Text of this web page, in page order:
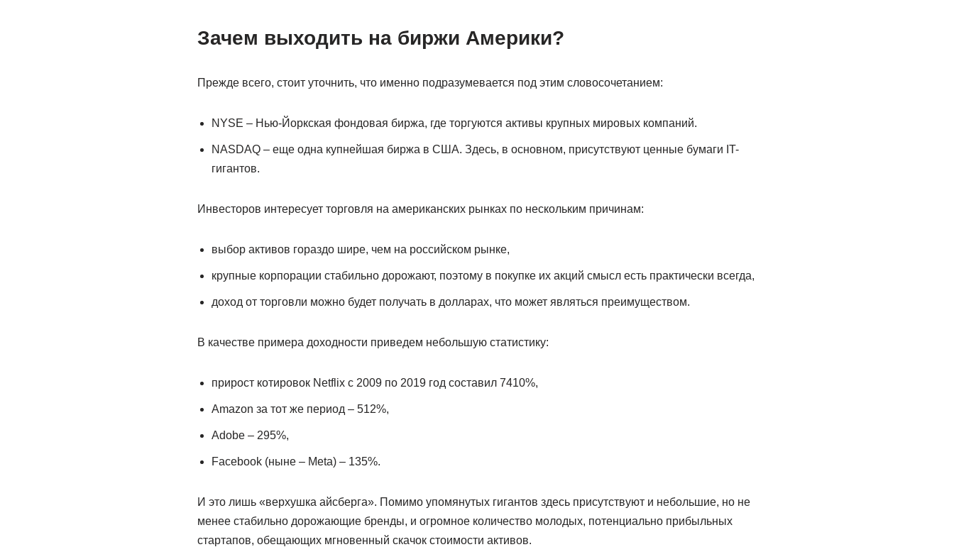
Зачем выходить на биржи Америки?
Прежде всего, стоит уточнить, что именно подразумевается под этим словосочетанием:
NYSE – Нью-Йоркская фондовая биржа, где торгуются активы крупных мировых компаний.
NASDAQ – еще одна купнейшая биржа в США. Здесь, в основном, присутствуют ценные бумаги IT-
гигантов.
Инвесторов интересует торговля на американских рынках по нескольким причинам:
выбор активов гораздо шире, чем на российском рынке,
крупные корпорации стабильно дорожают, поэтому в покупке их акций смысл есть практически всегда,
доход от торговли можно будет получать в долларах, что может являться преимуществом.
В качестве примера доходности приведем небольшую статистику:
прирост котировок Netflix с 2009 по 2019 год составил 7410%,
Amazon за тот же период – 512%,
Adobe – 295%,
Facebook (ныне – Meta) – 135%.
И это лишь «верхушка айсберга». Помимо упомянутых гигантов здесь присутствуют и небольшие, но не
менее стабильно дорожающие бренды, и огромное количество молодых, потенциально прибыльных
стартапов, обещающих мгновенный скачок стоимости активов.